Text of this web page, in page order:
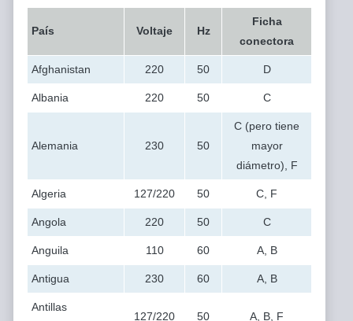
País Voltaje Hz
Ficha
conectora
Afghanistan 220 50 D
Albania 220 50 C
Alemania 230 50
C (pero tiene
mayor
diámetro), F
Algeria 127/220 50 C, F
Angola 220 50 C
Anguila 110 60 A, B
Antigua 230 60 A, B
Antillas
127/220 50 A, B, F